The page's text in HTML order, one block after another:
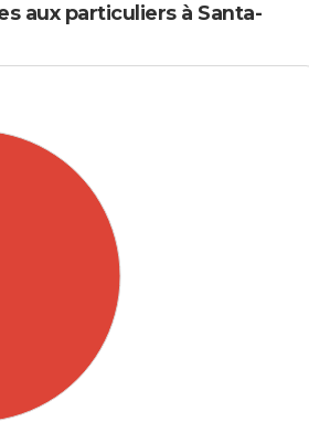
aux particuliers à Santa-